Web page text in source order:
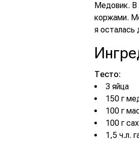
Медовик. В
коржами.
я осталась
Тесто:
3 яйца
150 г
100 г
100 г
1,5 ч.л.